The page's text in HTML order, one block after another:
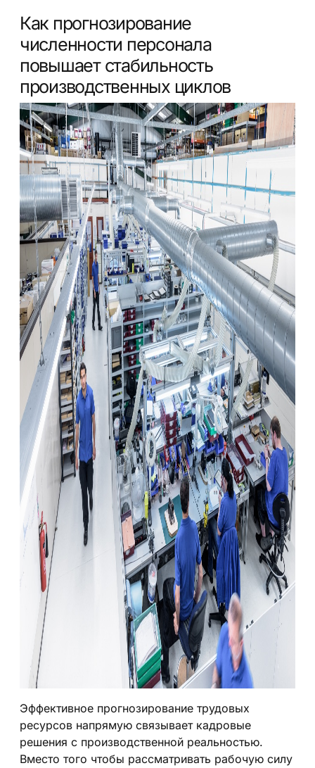
Как прогнозирование
численности персонала
повышает стабильность
производственных циклов
Эффективное прогнозирование трудовых
ресурсов напрямую связывает кадровые
решения с производственной реальностью.
Вместо того чтобы рассматривать рабочую силу